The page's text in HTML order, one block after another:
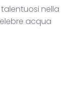
nella
acqua